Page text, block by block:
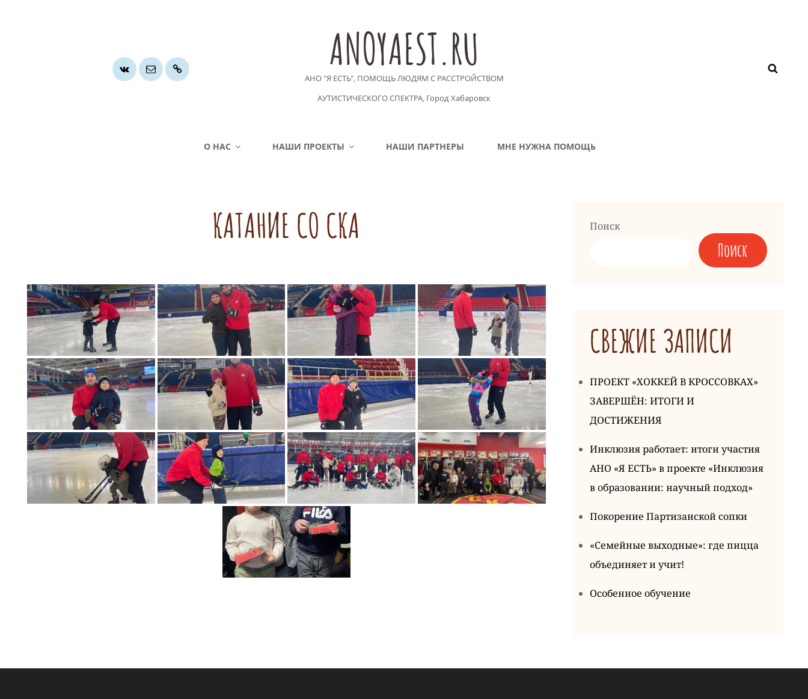
Группа
ВК
ПочтаХочу
помочь
ANOYAEST.RU
АНО "Я ЕСТЬ", ПОМОЩЬ ЛЮДЯМ С РАССТРОЙСТВОМ
АУТИСТИЧЕСКОГО СПЕКТРА, Город Хабаровск
О НАС НАШИ ПРОЕКТЫ НАШИ ПАРТНЕРЫ МНЕ НУЖНА ПОМОЩЬ
КАТАНИЕ СО СКА Поиск
Поиск
СВЕЖИЕ ЗАПИСИ
ПРОЕКТ «ХОККЕЙ В КРОССОВКАХ»
ЗАВЕРШЁН: ИТОГИ И
ДОСТИЖЕНИЯ
Инклюзия работает: итоги участия
АНО «Я ЕСТЬ» в проекте «Инклюзия
в образовании: научный подход»
Покорение Партизанской сопки
«Семейные выходные»: где пицца
объединяет и учит!
Особенное обучение